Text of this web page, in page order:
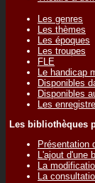
Les genres
Les thèmes
Les époques
Les troupes
FLE
Le handicap
Disponibles
Disponibles
Les
Les bibliothèques
Présentation
L'ajout d'une
La
La